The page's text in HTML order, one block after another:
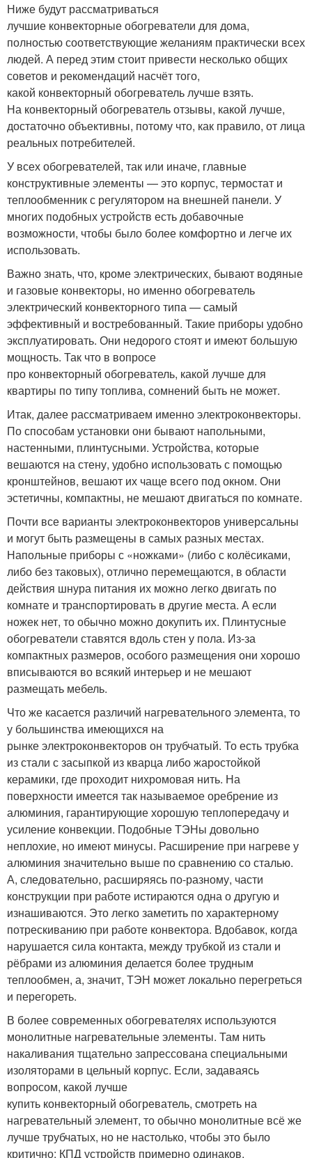
Ниже будут рассматриваться
лучшие конвекторные обогреватели для дома,
полностью соответствующие желаниям практически всех
людей. А перед этим стоит привести несколько общих
советов и рекомендаций насчёт того,
какой конвекторный обогреватель лучше взять.
На конвекторный обогреватель отзывы, какой лучше,
достаточно объективны, потому что, как правило, от лица
реальных потребителей.
У всех обогревателей, так или иначе, главные
конструктивные элементы — это корпус, термостат и
теплообменник с регулятором на внешней панели. У
многих подобных устройств есть добавочные
возможности, чтобы было более комфортно и легче их
использовать.
Важно знать, что, кроме электрических, бывают водяные
и газовые конвекторы, но именно обогреватель
электрический конвекторного типа — самый
эффективный и востребованный. Такие приборы удобно
эксплуатировать. Они недорого стоят и имеют большую
мощность. Так что в вопросе
про конвекторный обогреватель, какой лучше для
квартиры по типу топлива, сомнений быть не может.
Итак, далее рассматриваем именно электроконвекторы.
По способам установки они бывают напольными,
настенными, плинтусными. Устройства, которые
вешаются на стену, удобно использовать с помощью
кронштейнов, вешают их чаще всего под окном. Они
эстетичны, компактны, не мешают двигаться по комнате.
Почти все варианты электроконвекторов универсальны
и могут быть размещены в самых разных местах.
Напольные приборы с «ножками» (либо с колёсиками,
либо без таковых), отлично перемещаются, в области
действия шнура питания их можно легко двигать по
комнате и транспортировать в другие места. А если
ножек нет, то обычно можно докупить их. Плинтусные
обогреватели ставятся вдоль стен у пола. Из-за
компактных размеров, особого размещения они хорошо
вписываются во всякий интерьер и не мешают
размещать мебель.
Что же касается различий нагревательного элемента, то
у большинства имеющихся на
рынке электроконвекторов он трубчатый. То есть трубка
из стали с засыпкой из кварца либо жаростойкой
керамики, где проходит нихромовая нить. На
поверхности имеется так называемое оребрение из
алюминия, гарантирующие хорошую теплопередачу и
усиление конвекции. Подобные ТЭНы довольно
неплохие, но имеют минусы. Расширение при нагреве у
алюминия значительно выше по сравнению со сталью.
А, следовательно, расширяясь по-разному, части
конструкции при работе истираются одна о другую и
изнашиваются. Это легко заметить по характерному
потрескиванию при работе конвектора. Вдобавок, когда
нарушается сила контакта, между трубкой из стали и
рёбрами из алюминия делается более трудным
теплообмен, а, значит, ТЭН может локально перегреться
и перегореть.
В более современных обогревателях используются
монолитные нагревательные элементы. Там нить
накаливания тщательно запрессована специальными
изоляторами в цельный корпус. Если, задаваясь
вопросом, какой лучше
купить конвекторный обогреватель, смотреть на
нагревательный элемент, то обычно монолитные всё же
лучше трубчатых, но не настолько, чтобы это было
критично: КПД устройств примерно одинаков.